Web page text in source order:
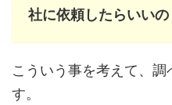
社に依頼したらいいの
こういう事を考えて、
す。